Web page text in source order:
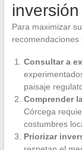
inversión
Para maximizar
recomendaciones
Consultar a
paisaje
Comprender
Córcega
costumbres
Priorizar